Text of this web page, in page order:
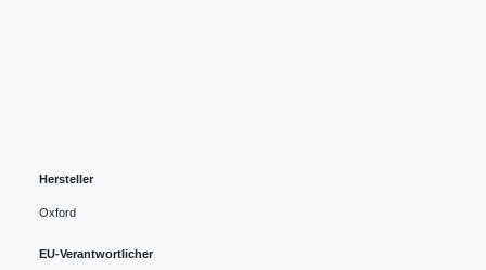
Hersteller
Oxford
EU-Verantwortlicher